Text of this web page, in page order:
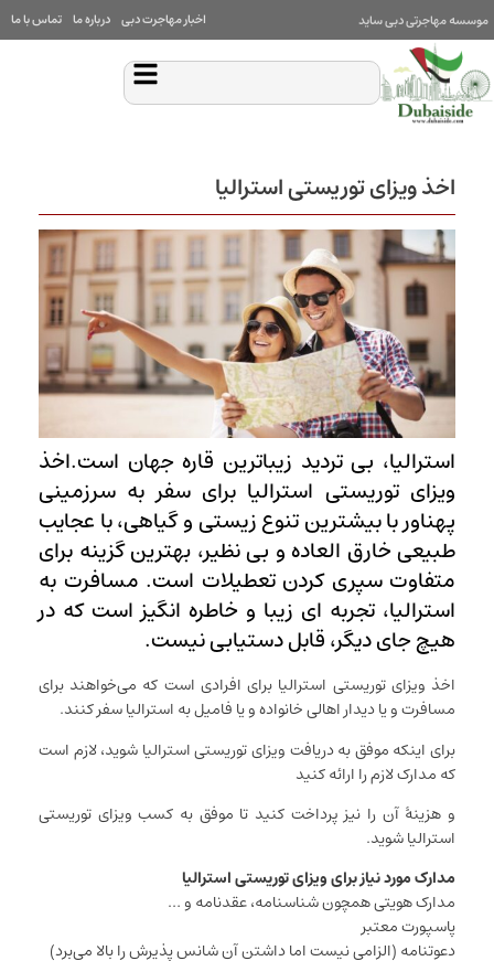
موسسه مهاجرتی دبی ساید اخبار مهاجرت دبی درباره ما تماس با ما
اخذ ویزای توریستی استرالیا
استرالیا، بی تردید زیباترین قاره جهان است.اخذ
ویزای توریستی استرالیا برای سفر به سرزمینی
پهناور با بیشترین تنوع زیستی و گیاهی، با عجایب
طبیعی خارق العاده و بی نظیر، بهترین گزینه برای
متفاوت سپری کردن تعطیلات است. مسافرت به
استرالیا، تجربه ای زیبا و خاطره انگیز است که در
هیچ جای دیگر، قابل دستیابی نیست.
اخذ ویزای توریستی استرالیا برای افرادی است که می‌خواهند برای
مسافرت و یا دیدار اهالی خانواده و یا فامیل به استرالیا سفر کنند.
برای اینکه موفق به دریافت ویزای توریستی استرالیا شوید، لازم است
که مدارک لازم را ارائه کنید
و هزینۀ آن را نیز پرداخت کنید تا موفق به کسب ویزای توریستی
استرالیا شوید.
مدارک مورد نیاز برای ویزای توریستی استرالیا
مدارک هویتی همچون شناسنامه، عقدنامه و …
پاسپورت معتبر
دعوتنامه (الزامی نیست اما داشتن آن شانس پذیرش را بالا می‌برد)